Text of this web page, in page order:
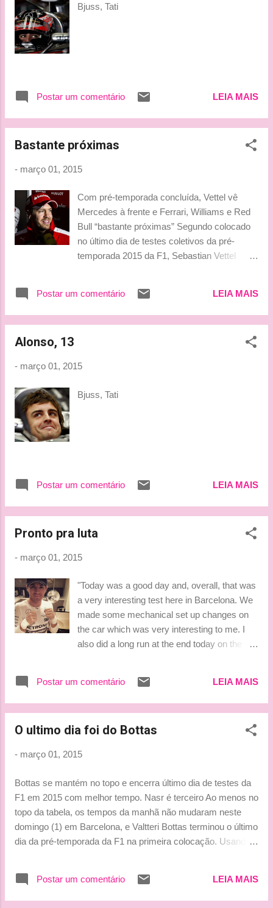
Bjuss, Tati
Postar um comentário LEIA MAIS
Bastante próximas
- março 01, 2015
Com pré-temporada concluída, Vettel vê
Mercedes à frente e Ferrari, Williams e Red
Bull “bastante próximas” Segundo colocado
no último dia de testes coletivos da pré-
temporada 2015 da F1, Sebastian Vettel
Red Bull estejam em um mesmo nível A pré-
temporada 2015 da F1 chegou ao fim neste
coletivos em Montmeló. Neste último dia na
voltas, a melhor delas em 1min23s469, e
tempos, 0s406 atrás de Valtteri Bottas, o
ponto de vista da confiabilidade, apesar
desse ser um aspecto em que ainda
podemos melhorar”, continuou. Mesmo
contente com esse último dia na Cat...
Postar um comentário LEIA MAIS
Alonso, 13
- março 01, 2015
Bjuss, Tati
Postar um comentário LEIA MAIS
Pronto pra luta
- março 01, 2015
"Today was a good day and, overall, that was
a very interesting test here in Barcelona. We
made some mechanical set up changes on
the car which was very interesting to me. I
also did a long run at the end today on the
challenge to manage them well, so we need
to look at that. After this test, though, we can
Thanks to everybody, who was involved in
optimistic. Now, I look forward to flying to
para a luta! Vamos para mais um
campeonato e que este seja disputado com
garra como o anterior. E que venha o título se
for do merecimento! by Lu
Postar um comentário LEIA MAIS
O ultimo dia foi do Bottas
- março 01, 2015
Bottas se mantém no topo e encerra último dia de testes da
F1 em 2015 com melhor tempo. Nasr é terceiro Ao menos no
topo da tabela, os tempos da manhã não mudaram neste
domingo (1) em Barcelona, e Valtteri Bottas terminou o último
dia da pré-temporada da F1 na primeira colocação. Usando
também colocou o mesmo tipo de pneu para fazer uma volta
lançada logo na sequência, mas não conseguiu superá-lo:
Postar um comentário LEIA MAIS